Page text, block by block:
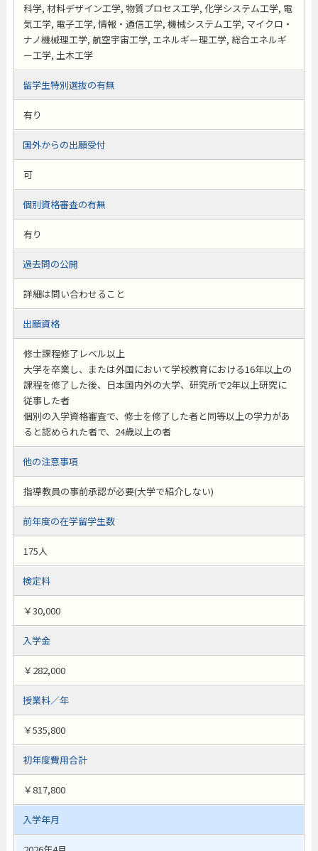
科学, 材料デザイン工学, 物質プロセス工学, 化学システム工学, 電
気工学, 電子工学, 情報・通信工学, 機械システム工学, マイクロ・
ナノ機械理工学, 航空宇宙工学, エネルギー理工学, 総合エネルギ
ー工学, 土木工学
留学生特別選抜の有無
有り
国外からの出願受付
可
個別資格審査の有無
有り
過去問の公開
詳細は問い合わせること
出願資格
修士課程修了レベル以上
大学を卒業し、または外国において学校教育における16年以上の
課程を修了した後、日本国内外の大学、研究所で2年以上研究に
従事した者
個別の入学資格審査で、修士を修了した者と同等以上の学力があ
ると認められた者で、24歳以上の者
他の注意事項
指導教員の事前承認が必要(大学で紹介しない)
前年度の在学留学生数
175人
検定料
￥30,000
入学金
￥282,000
授業料／年
￥535,800
初年度費用合計
￥817,800
入学年月